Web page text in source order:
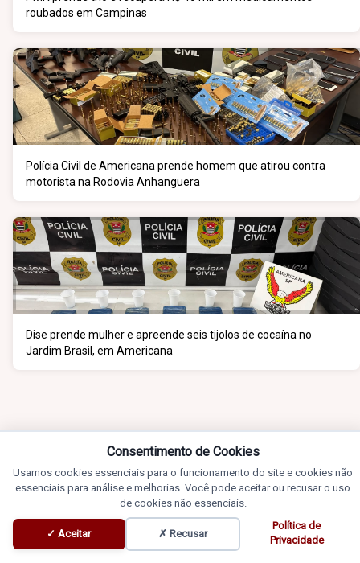
roubados em Campinas
Polícia Civil de Americana prende homem que atirou contra
motorista na Rodovia Anhanguera
Dise prende mulher e apreende seis tijolos de cocaína no
Jardim Brasil, em Americana
Blogs
Consentimento de Cookies
Usamos cookies essenciais para o funcionamento do site e cookies não
essenciais para análise e melhorias. Você pode aceitar ou recusar o uso
de cookies não essenciais.
✓ Aceitar ✗ Recusar
Política de
Privacidade